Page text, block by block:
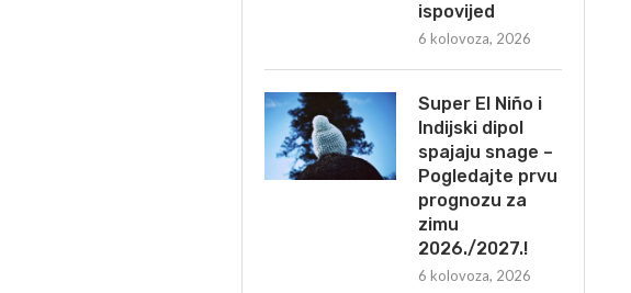
ispovijed
6 kolovoza, 2026
Super El Niño i
Indijski dipol
spajaju snage –
Pogledajte prvu
prognozu za
zimu
2026./2027.!
6 kolovoza, 2026